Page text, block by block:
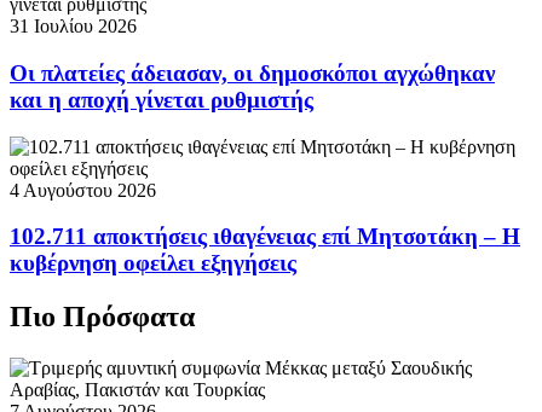
31 Ιουλίου 2026
Οι πλατείες άδειασαν, οι δημοσκόποι αγχώθηκαν
και η αποχή γίνεται ρυθμιστής
4 Αυγούστου 2026
102.711 αποκτήσεις ιθαγένειας επί Μητσοτάκη – Η
κυβέρνηση οφείλει εξηγήσεις
Πιο Πρόσφατα